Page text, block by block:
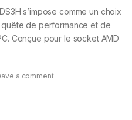
s’impose comme un choix
de performance et de
Conçue pour le socket AMD
a comment